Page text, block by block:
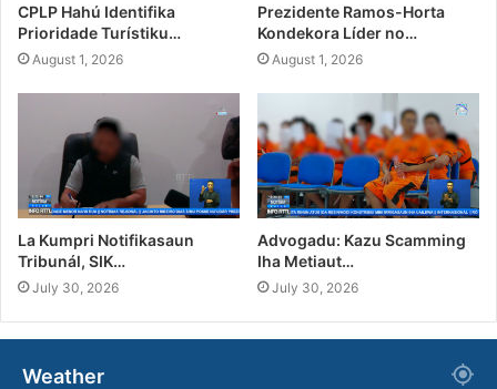
CPLP Hahú Identifika
Prioridade Turístiku…
August 1, 2026
Prezidente Ramos-Horta
Kondekora Líder no…
August 1, 2026
La Kumpri Notifikasaun
Tribunál, SIK…
July 30, 2026
Advogadu: Kazu Scamming
Iha Metiaut…
July 30, 2026
Weather